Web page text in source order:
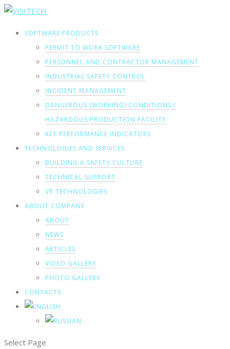
SOFTWARE PRODUCTS
PERMIT TO WORK SOFTWARE
PERSONNEL AND CONTRACTOR MANAGEMENT
INDUSTRIAL SAFETY CONTROL
INCIDENT MANAGEMENT
DANGEROUS (WORKING) CONDITIONS /
HAZARDOUS PRODUCTION FACILITY
KEY PERFORMANCE INDICATORS
TECHNOLOGIES AND SERVICES
BUILDING A SAFETY CULTURE
TECHNICAL SUPPORT
VR TECHNOLOGIES
ABOUT COMPANY
ABOUT
NEWS
ARTICLES
VIDEO GALLERY
PHOTO GALLERY
CONTACTS
Select Page